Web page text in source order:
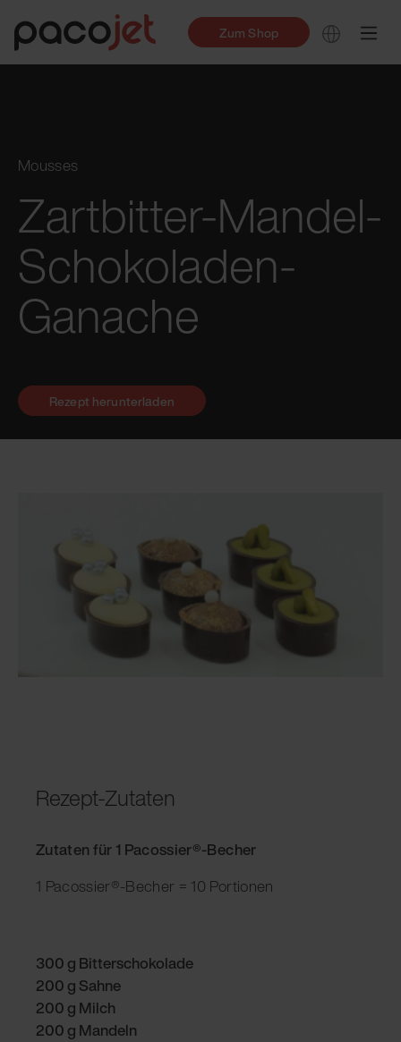
Zum Shop
Mousses
Zartbitter-Mandel-
Schokoladen-
Ganache
Rezept-Zutaten
Zutaten für 1 Pacossier®-Becher
1 Pacossier®-Becher = 10 Portionen
300 g Bitterschokolade
200 g Sahne
200 g Milch
200 g Mandeln
Rezept herunterladen